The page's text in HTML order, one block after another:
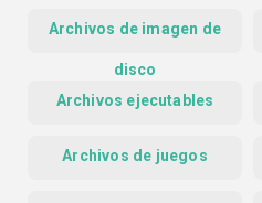
Archivos de imagen de
disco
Archivos ejecutables
Archivos de juegos